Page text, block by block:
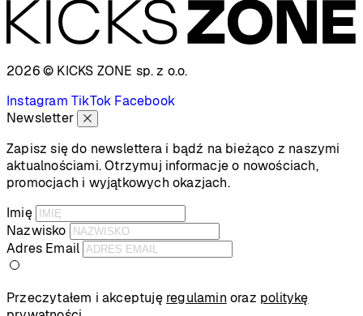
2026 © KICKS ZONE sp. z o.o.
Instagram TikTok Facebook
Newsletter
Zapisz się do newslettera i bądź na bieżąco z naszymi
aktualnościami. Otrzymuj informacje o nowościach,
promocjach i wyjątkowych okazjach.
Imię
Nazwisko
Adres Email
Przeczytałem i akceptuję regulamin oraz politykę